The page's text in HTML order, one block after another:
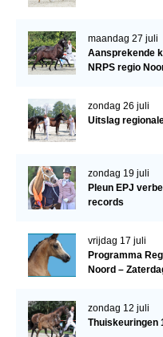
Import registratie
Veulenregistratie
I&R Registratie
Informatie
Animal Health
Marktplaats
Tarievenlijst
Veel gestelde vragen
Webshop
maandag 27 juli
Aansprekende
NRPS regio
zondag 26 juli
Uitslag
zondag 19 juli
Pleun EPJ
records
vrijdag 17 juli
Programma
Noord –
zondag 12 juli
Thuiskeuringen